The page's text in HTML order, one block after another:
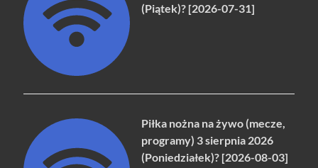
(Piątek)? [2026-07-31]
Piłka nożna na żywo (mecze,
programy) 3 sierpnia 2026
(Poniedziałek)? [2026-08-03]